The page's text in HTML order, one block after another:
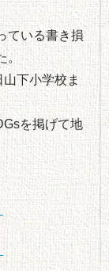
ている書き損
山下小学校ま
を掲げて地